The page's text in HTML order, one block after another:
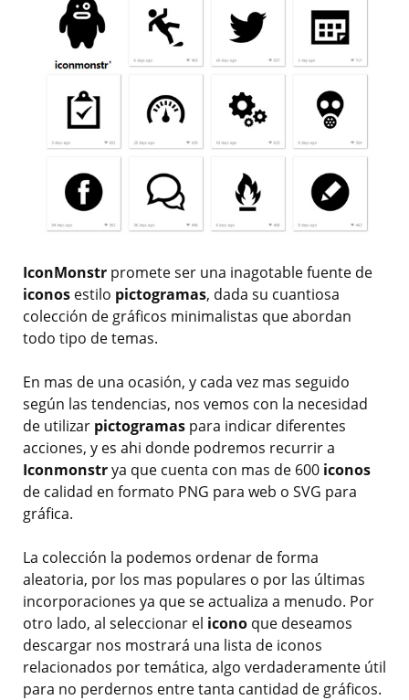
IconMonstr promete ser una inagotable fuente de
iconos estilo pictogramas, dada su cuantiosa
colección de gráficos minimalistas que abordan
todo tipo de temas.
En mas de una ocasión, y cada vez mas seguido
según las tendencias, nos vemos con la necesidad
de utilizar pictogramas para indicar diferentes
acciones, y es ahi donde podremos recurrir a
Iconmonstrya que cuenta con mas de 600 iconos
de calidad en formato PNG para web o SVG para
gráfica.
La colección la podemos ordenar de forma
aleatoria, por los mas populares o por las últimas
incorporaciones ya que se actualiza a menudo. Por
otro lado, al seleccionar el icono que deseamos
descargar nos mostrará una lista de iconos
relacionados por temática, algo verdaderamente útil
para no perdernos entre tanta cantidad de gráficos.